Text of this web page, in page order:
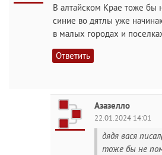
В алтайском Крае тоже бы
синие во дятлы уже
в малых городах и
Ответить
Азазелло
22.01.2024 14:01
дядя вася
тоже бы не